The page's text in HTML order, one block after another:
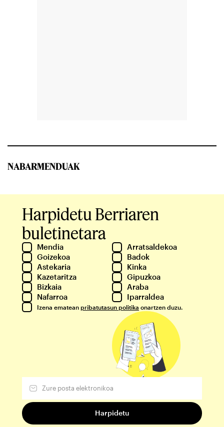
NABARMENDUAK
Harpidetu Berriaren
buletinetara
Mendia
Arratsaldekoa
Goizekoa
Badok
Astekaria
Kinka
Kazetaritza
Gipuzkoa
Bizkaia
Araba
Nafarroa
Iparraldea
Izena ematean pribatutasun politika onartzen duzu.